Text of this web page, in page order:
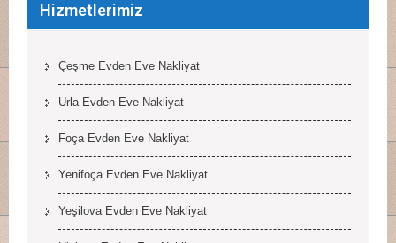
Hizmetlerimiz
Çeşme Evden Eve Nakliyat
Urla Evden Eve Nakliyat
Foça Evden Eve Nakliyat
Yenifoça Evden Eve Nakliyat
Yeşilova Evden Eve Nakliyat